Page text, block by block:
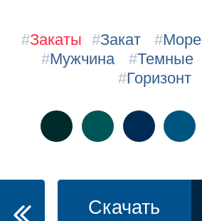
#Закаты #Закат #Море
#Мужчина #Темные
#Горизонт
Скачать